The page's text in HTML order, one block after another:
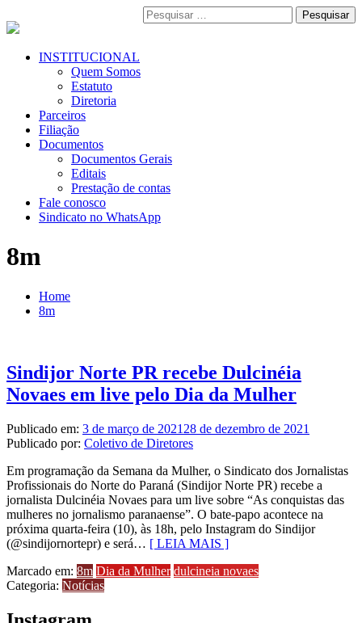
para
conteúdo
Pesquisar
por:
Menu
INSTITUCIONAL
Quem Somos
Estatuto
Diretoria
Parceiros
Filiação
Documentos
Documentos Gerais
Editais
Prestação de contas
Fale conosco
Sindicato no WhatsApp
8m
Home
8m
Sindijor Norte PR recebe Dulcinéia
Novaes em live pelo Dia da Mulher
Publicado em: 3 de março de 2021 28 de dezembro de 2021
Publicado por: Coletivo de Diretores
Em programação da Semana da Mulher, o Sindicato dos Jornalistas
Profissionais do Norte do Paraná (Sindijor Norte PR) recebe a
jornalista Dulcinéia Novaes para um live sobre “As conquistas das
mulheres no jornalismo paranaense”. O bate-papo acontece na
próxima quarta-feira (10), às 18h, pelo Instagram do Sindijor
(@sindijornortepr) e será… [ LEIA MAIS ]
Marcado em: 8m Dia da Mulher dulcineia novaes
Categoria: Notícias